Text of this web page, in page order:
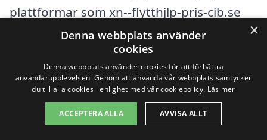
plattformar som xn--flytthjlp-pris-cib.se
kan du enkelt jämföra olika företag för
flytthjälp i Rödån och omgivande
områden. Genom att samla in offerter
från flera leverantörer, kan du hitta en
tjänst som passar just dina behov och din
×
Denna webbplats använder
cookies
Denna webbplats använder cookies för att förbättra
användarupplevelsen. Genom att använda vår webbplats samtycker
du till alla cookies i enlighet med vår cookiepolicy. Läs mer
ACCEPTERA ALLA AVVISA ALLT